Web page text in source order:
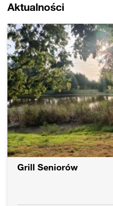
Aktualności
Grill Seniorów